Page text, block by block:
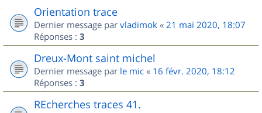
Orientation trace
Dernier message par vladimok « 21 mai 2020, 18:07
Réponses : 3
Dreux-Mont saint michel
Dernier message par le mic « 16 févr. 2020, 18:12
Réponses : 3
REcherches traces 41.